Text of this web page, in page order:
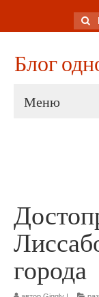
Блог
Меню
Острова
города